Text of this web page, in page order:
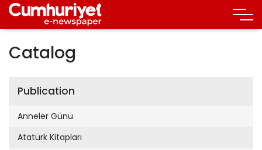
Catalog
Publication
Anneler Günü
Atatürk Kitapları